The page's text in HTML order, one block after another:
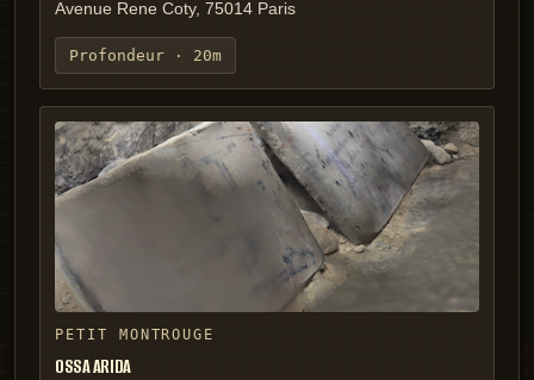
Avenue Rene Coty, 75014 Paris
Profondeur · 20m
PETIT MONTROUGE
OSSA ARIDA